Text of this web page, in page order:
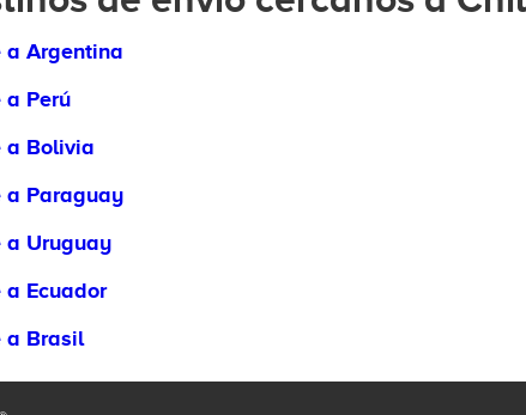
a Argentina
a Perú
a Bolivia
a Paraguay
a Uruguay
a Ecuador
a Brasil